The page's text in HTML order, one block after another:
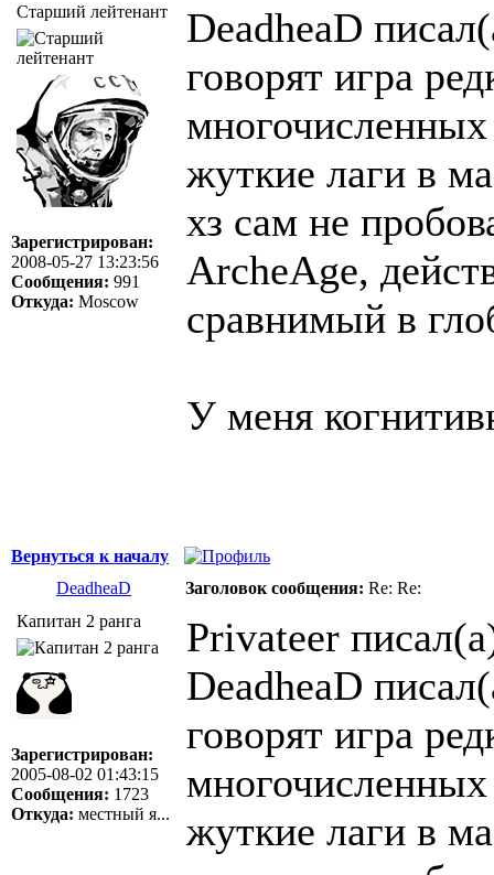
Старший лейтенант
Зарегистрирован:
2008-05-27 13:23:56
Сообщения: 991
Откуда: Moscow
DeadheaD
говорят игра
многочисленных
жуткие лаги в
хз сам не
ArcheAge,
сравнимый в
У меня
Вернуться к началу
DeadheaD
Заголовок сообщения: Re: Re:
Капитан 2 ранга
Зарегистрирован:
2005-08-02 01:43:15
Сообщения: 1723
Откуда: местный я...
Privateer
DeadheaD
говорят игра
многочисленных
жуткие лаги в